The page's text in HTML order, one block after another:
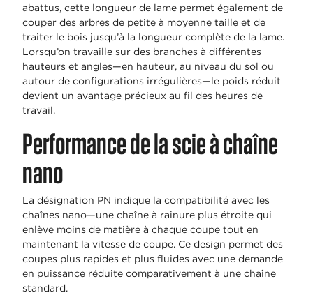
abattus, cette longueur de lame permet également de
couper des arbres de petite à moyenne taille et de
traiter le bois jusqu’à la longueur complète de la lame.
Lorsqu’on travaille sur des branches à différentes
hauteurs et angles—en hauteur, au niveau du sol ou
autour de configurations irrégulières—le poids réduit
devient un avantage précieux au fil des heures de
travail.
Performance de la scie à chaîne
nano
La désignation PN indique la compatibilité avec les
chaînes nano—une chaîne à rainure plus étroite qui
enlève moins de matière à chaque coupe tout en
maintenant la vitesse de coupe. Ce design permet des
coupes plus rapides et plus fluides avec une demande
en puissance réduite comparativement à une chaîne
standard.